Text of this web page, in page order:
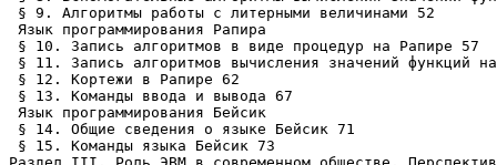
§ 9. Алгоритмы работы с литерными величинами 52
Язык программирования Рапира
§ 10. Запись алгоритмов в виде процедур на Рапире 57
§ 11. Запись алгоритмов вычисления значений функций
§ 12. Кортежи в Рапире 62
§ 13. Команды ввода и вывода 67
Язык программирования Бейсик
§ 14. Общие сведения о языке Бейсик 71
§ 15. Команды языка Бейсик 73